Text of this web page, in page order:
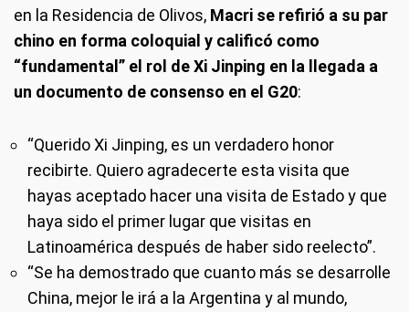
en la Residencia de Olivos, Macri se refirió a su par
chino en forma coloquial y calificó como
“fundamental” el rol de Xi Jinping en la llegada a
un documento de consenso en el G20:
“Querido Xi Jinping, es un verdadero honor
recibirte. Quiero agradecerte esta visita que
hayas aceptado hacer una visita de Estado y que
haya sido el primer lugar que visitas en
Latinoamérica después de haber sido reelecto”.
“Se ha demostrado que cuanto más se desarrolle
China, mejor le irá a la Argentina y al mundo,